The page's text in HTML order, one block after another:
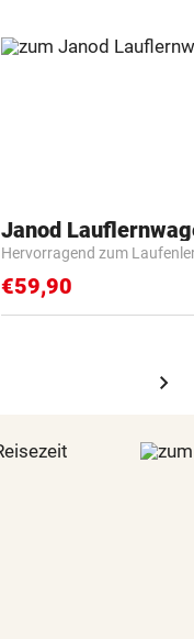
Janod
Hervorragend zum
€59,90
chevron_right